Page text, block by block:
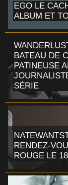
EGO LE
ALBUM ET
BATEAU DE
PATINEUSE
SÉRIE
RENDEZ-
ROUGE LE